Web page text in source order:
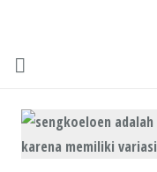
Menu
Gallery